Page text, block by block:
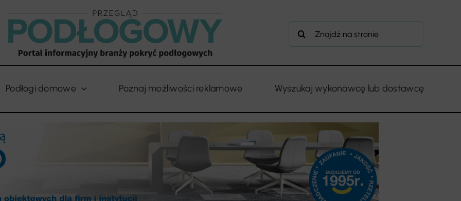
Szukaj
Podłogi domowe Poznaj możliwości reklamowe Wyszukaj wykonawcę lub dostawcę